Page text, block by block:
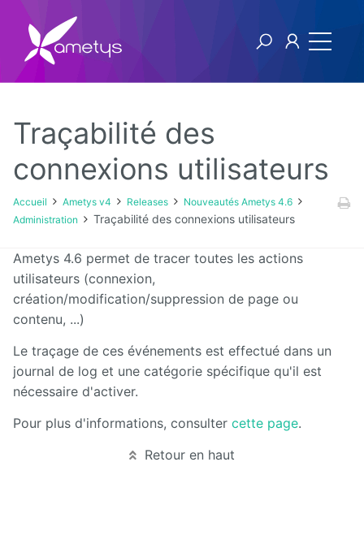
Ametys v4
Licence
Manuel
d'installation
et
d'exploitation
Manuel
d'administration
Manuel de
paramétrage
Traçabilité des
connexions utilisateurs
Accueil Ametys v4 Releases
Nouveautés Ametys 4.6
Administration
Traçabilité des connexions utilisateurs
Ametys 4.6 permet de tracer toutes les actions
utilisateurs (connexion,
création/modification/suppression de page ou
contenu, ...)
Le traçage de ces événements est effectué dans un
journal de log et une catégorie spécifique qu'il est
nécessaire d'activer.
Pour plus d'informations, consulter cette page.
Retour en haut